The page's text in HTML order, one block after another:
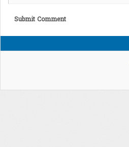
Submit Comment